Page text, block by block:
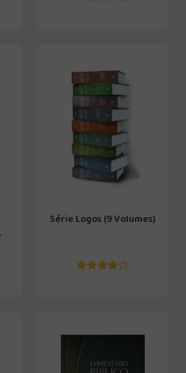
Série Logos (9 Volumes)